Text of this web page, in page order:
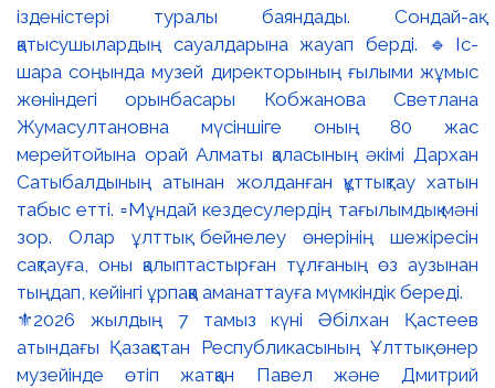
⚜️2026 жылдың 7 тамыз күні Әбілхан Қастеев
атындағы Қазақстан Республикасының Ұлттық өнер
музейінде өтіп жатқан Павел және Дмитрий